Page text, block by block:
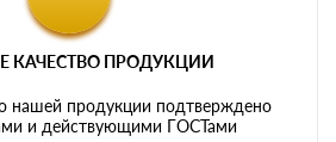
КАЧЕСТВО ПРОДУКЦИИ
нашей продукции подтверждено
и действующими ГОСТами